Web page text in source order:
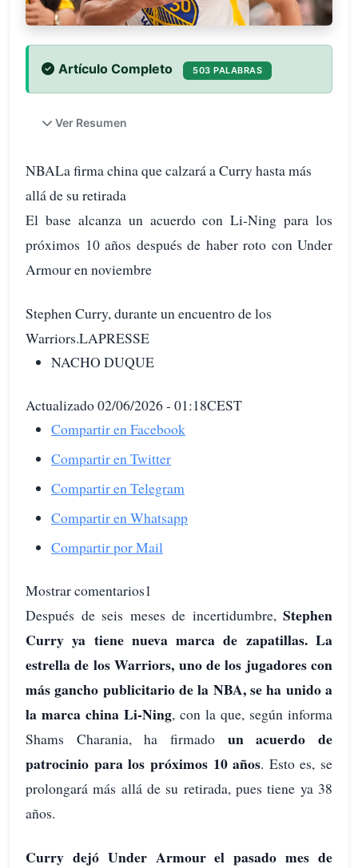
Artículo Completo 503 PALABRAS
Ver Resumen
NBALa firma china que calzará a Curry hasta más
allá de su retirada
El base alcanza un acuerdo con Li-Ning para los
próximos 10 años después de haber roto con Under
Armour en noviembre
Stephen Curry, durante un encuentro de los
Warriors.LAPRESSE
NACHO DUQUE
Actualizado 02/06/2026 - 01:18CEST
Compartir en Facebook
Compartir en Twitter
Compartir en Telegram
Compartir en Whatsapp
Compartir por Mail
Mostrar comentarios1
Después de seis meses de incertidumbre, Stephen
Curry ya tiene nueva marca de zapatillas. La
estrella de los Warriors, uno de los jugadores con
más gancho publicitario de la NBA, se ha unido a
la marca china Li-Ning, con la que, según informa
Shams Charania, ha firmado un acuerdo de
patrocinio para los próximos 10 años. Esto es, se
prolongará más allá de su retirada, pues tiene ya 38
años.
Curry dejó Under Armour el pasado mes de